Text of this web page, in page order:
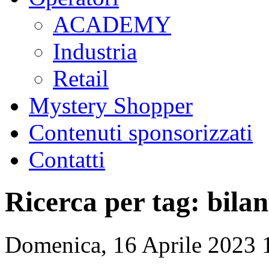
ACADEMY
Industria
Retail
Mystery Shopper
Contenuti sponsorizzati
Contatti
Ricerca per tag:
Domenica, 16 Aprile 2023